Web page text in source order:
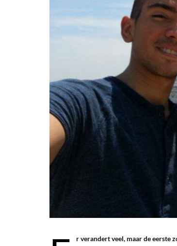
r verandert veel, maar de eerste